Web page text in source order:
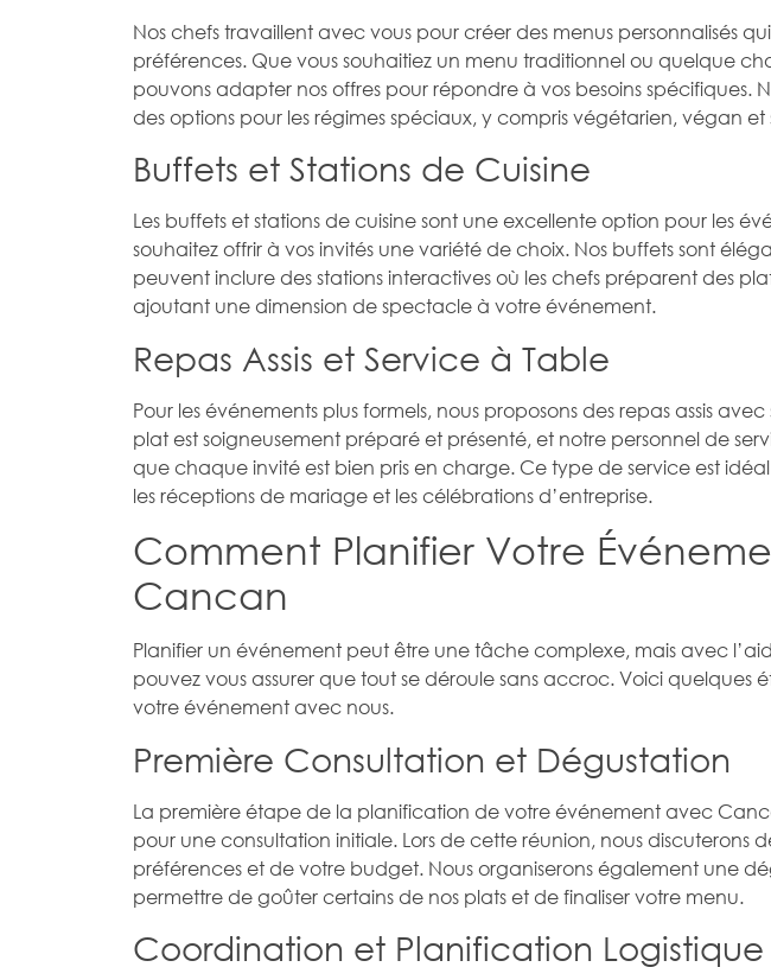
Nos chefs travaillent avec vous pour créer des menus personnalisés
préférences. Que vous souhaitiez un menu traditionnel ou quelque
pouvons adapter nos offres pour répondre à vos besoins spécifiques.
des options pour les régimes spéciaux, y compris végétarien, végan et
Buffets et Stations de Cuisine
Les buffets et stations de cuisine sont une excellente option pour les
souhaitez offrir à vos invités une variété de choix. Nos buffets sont
peuvent inclure des stations interactives où les chefs préparent des
ajoutant une dimension de spectacle à votre événement.
Repas Assis et Service à Table
Pour les événements plus formels, nous proposons des repas assis
plat est soigneusement préparé et présenté, et notre personnel de
que chaque invité est bien pris en charge. Ce type de service est
les réceptions de mariage et les célébrations d’entreprise.
Comment Planifier Votre
Cancan
Planifier un événement peut être une tâche complexe, mais avec
pouvez vous assurer que tout se déroule sans accroc. Voici quelques
votre événement avec nous.
Première Consultation et Dégustation
La première étape de la planification de votre événement avec
pour une consultation initiale. Lors de cette réunion, nous discuterons
préférences et de votre budget. Nous organiserons également une
permettre de goûter certains de nos plats et de finaliser votre menu.
Coordination et Planification Logistique